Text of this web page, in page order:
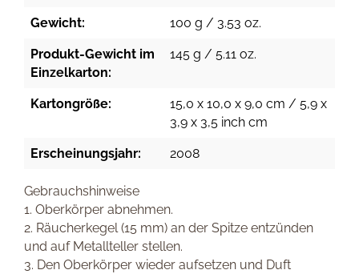
Gewicht: 100 g / 3.53 oz.
Produkt-Gewicht im
Einzelkarton:
145 g / 5.11 oz.
Kartongröße:
15,0 x 10,0 x 9,0 cm / 5,9 x
3,9 x 3,5 inch cm
Erscheinungsjahr: 2008
Gebrauchshinweise
1. Oberkörper abnehmen.
2. Räucherkegel (15 mm) an der Spitze entzünden
und auf Metallteller stellen.
3. Den Oberkörper wieder aufsetzen und Duft